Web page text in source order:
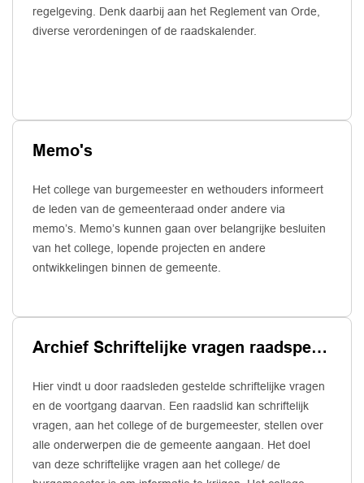
regelgeving. Denk daarbij aan het Reglement van Orde,
diverse verordeningen of de raadskalender.
Memo's
Het college van burgemeester en wethouders informeert
de leden van de gemeenteraad onder andere via
memo’s. Memo’s kunnen gaan over belangrijke besluiten
van het college, lopende projecten en andere
ontwikkelingen binnen de gemeente.
Archief Schriftelijke vragen raadsperiode 2022-2026
Hier vindt u door raadsleden gestelde schriftelijke vragen
en de voortgang daarvan. Een raadslid kan schriftelijk
vragen, aan het college of de burgemeester, stellen over
alle onderwerpen die de gemeente aangaan. Het doel
van deze schriftelijke vragen aan het college/ de